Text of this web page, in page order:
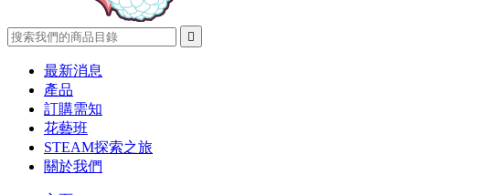

最新消息
產品
訂購需知
花藝班
STEAM探索之旅
關於我們